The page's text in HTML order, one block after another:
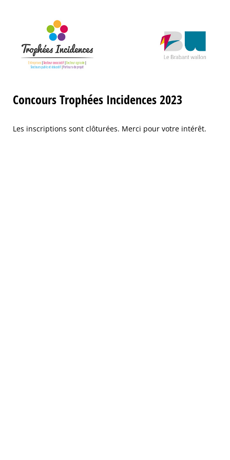
Concours Trophées Incidences 2023
Les inscriptions sont clôturées. Merci pour votre intérêt.